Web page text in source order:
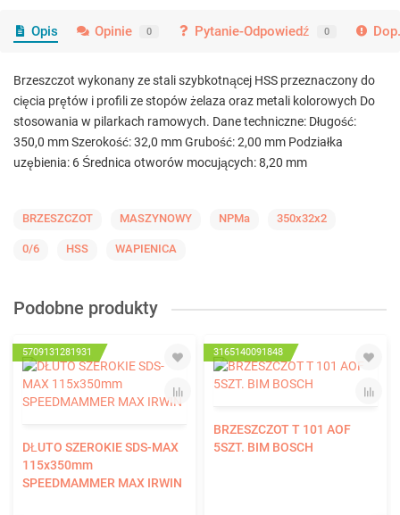
Opis Opinie 0 Pytanie-Odpowiedź 0
Brzeszczot wykonany ze stali szybkotnącej HSS przeznaczony do
cięcia prętów i profili ze stopów żelaza oraz metali kolorowych Do
stosowania w pilarkach ramowych. Dane techniczne: Długość:
350,0 mm Szerokość: 32,0 mm Grubość: 2,00 mm Podziałka
uzębienia: 6 Średnica otworów mocujących: 8,20 mm
BRZESZCZOT MASZYNOWY NPMa 350x32x2
0/6 HSS WAPIENICA
Podobne produkty
5709131281931
DŁUTO SZEROKIE SDS-MAX
115x350mm
SPEEDMAMMER MAX IRWIN
3165140091848
BRZESZCZOT T 101 AOF
5SZT. BIM BOSCH